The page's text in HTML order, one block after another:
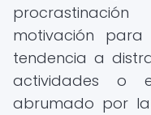
motivación
tendencia a
actividades o
abrumado por